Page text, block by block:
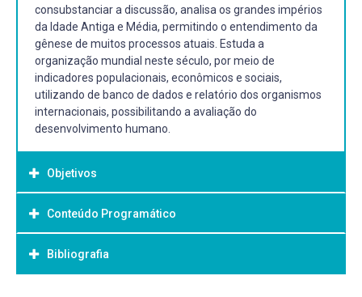
consubstanciar a discussão, analisa os grandes impérios
da Idade Antiga e Média, permitindo o entendimento da
gênese de muitos processos atuais. Estuda a
organização mundial neste século, por meio de
indicadores populacionais, econômicos e sociais,
utilizando de banco de dados e relatório dos organismos
internacionais, possibilitando a avaliação do
desenvolvimento humano.
Objetivos
Objetivo Geral:
Objetivo geral:
Conteúdo Programático
1. Introdução Conceitual.
1.1 O espaço e a escala
Bibliografia